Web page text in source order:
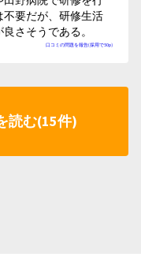
口コミの問題を報告(採用で50p)
要だが、研修生活
さそうである。
読む(15件)